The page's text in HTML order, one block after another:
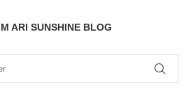
ARI SUNSHINE BLOG